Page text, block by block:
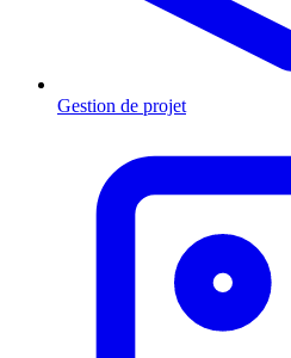
Gestion de projet